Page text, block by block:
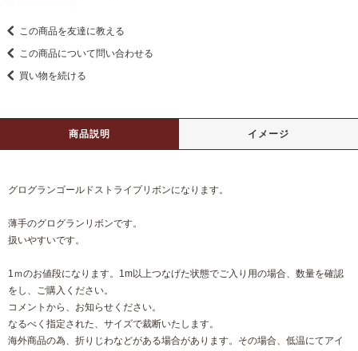
この商品を友達に教える
この商品について問い合わせる
買い物を続ける
商品説明 イメージ
グログランゴールドストライプリボンになります。
薄手のグログランリボンです。
扱いやすいです。
1ｍのお値段になります。1m以上つなげた状態でご入り用の場合、数量を確認
をし、ご購入ください。
コメントから、お知らせください。
なるべく指定された、サイズで裁断いたします。
海外商品の為、折りじわなどがある場合があります。その場合、低温にてアイ